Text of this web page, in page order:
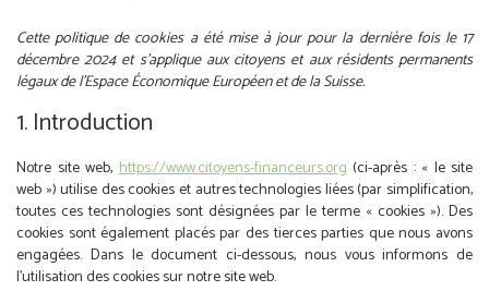
Cette politique de cookies a été mise à jour pour la dernière fois le 17
décembre 2024 et s’applique aux citoyens et aux résidents permanents
légaux de l’Espace Économique Européen et de la Suisse.
1. Introduction
Notre site web,https://www.citoyens-financeurs.org(ci-après : « le site
web ») utilise des cookies et autres technologies liées (par simplification,
toutes ces technologies sont désignées par le terme « cookies »). Des
cookies sont également placés par des tierces parties que nous avons
engagées. Dans le document ci-dessous, nous vous informons de
l’utilisation des cookies sur notre site web.